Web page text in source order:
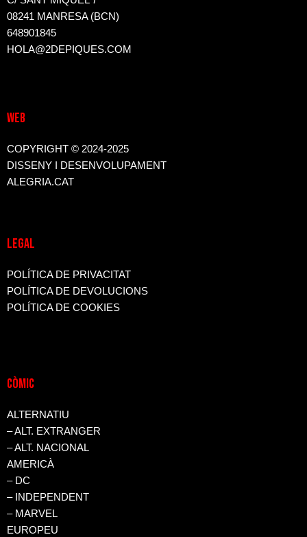
08241 MANRESA (BCN)
648901845
HOLA@2DEPIQUES.COM
WEB
COPYRIGHT © 2024-2025
DISSENY I DESENVOLUPAMENT
ALEGRIA.CAT
LEGAL
POLÍTICA DE PRIVACITAT
POLÍTICA DE DEVOLUCIONS
POLÍTICA DE COOKIES
CòMIC
ALTERNATIU
– ALT. EXTRANGER
– ALT. NACIONAL
AMERICÀ
– DC
– INDEPENDENT
– MARVEL
EUROPEU